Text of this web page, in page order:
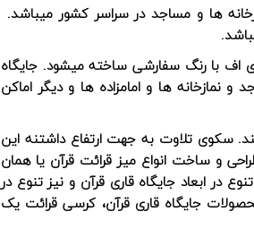
ها و مساجد در سراسر کشور میباشد.
اف با رنگ سفارشی ساخته میشود. جایگاه
نمازخانه ها و امامزاده ها و دیگر اماکن
سکوی تلاوت به جهت ارتفاع داشتنه این
و ساخت انواع میز قرائت قرآن یا همان
ابعاد جایگاه قاری قرآن و نیز تنوع در
جایگاه قاری قرآن، کرسی قرائت یک